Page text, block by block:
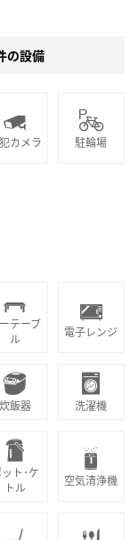
の設備
カメラ 駐輪場
テーブ
ル
電子レンジ
炊飯器 洗濯機
ト･ケ
トル
空気清浄機